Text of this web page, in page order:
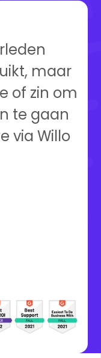
maar
of zin om
te gaan
via Willo